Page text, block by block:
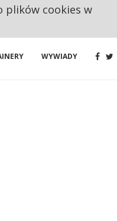
WYWIADY
plików cookies w